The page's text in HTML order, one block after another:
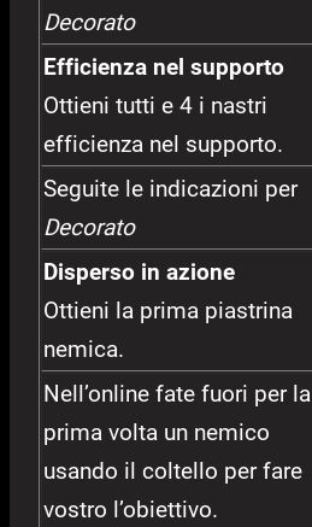
Decorato
Efficienza nel supporto
Ottieni tutti e 4 i nastri
efficienza nel supporto.
Seguite le indicazioni per
Decorato
Disperso in azione
Ottieni la prima piastrina
nemica.
Nell’online fate fuori per la
prima volta un nemico
usando il coltello per fare
vostro l’obiettivo.